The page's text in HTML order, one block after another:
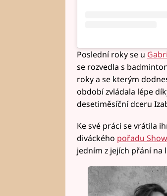
Poslední roky se u
se rozvedla s
roky a se kterým
období zvládala lépe
desetiměsíční dceru
Ke své práci se vrátila
diváckého pořadu
jedním z jejích přání